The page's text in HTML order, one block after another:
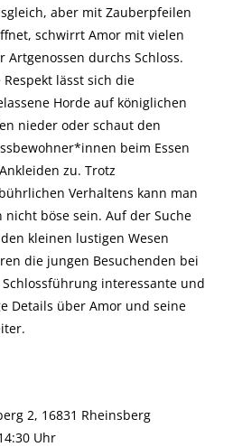
aber mit Zauberpfeilen
schwirrt Amor mit vielen
Artgenossen durchs Schloss.
Respekt lässt sich die
Horde auf königlichen
nieder oder schaut den
beim Essen
zu. Trotz
Verhaltens kann man
nicht böse sein. Auf der Suche
kleinen lustigen Wesen
die jungen Besuchenden bei
interessante und
Details über Amor und seine
2, 16831 Rheinsberg
Uhr